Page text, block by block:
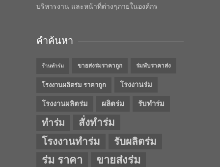
บริหารงาน และหน้าที่ต่างๆภายในองค์กร
คำค้นหา
ร้านทำร่ม ขายส่งร่มราคาถูก ร่มพับราคาส่ง
โรงงานผลิตร่ม ราคาถูก โรงงานร่ม
โรงงานผลิตร่ม ผลิตร่ม รับทำร่ม
ทำร่ม
สั่งทำร่ม
โรงงานทำร่ม
รับผลิตร่ม
ร่ม ราคา ขายส่งร่ม